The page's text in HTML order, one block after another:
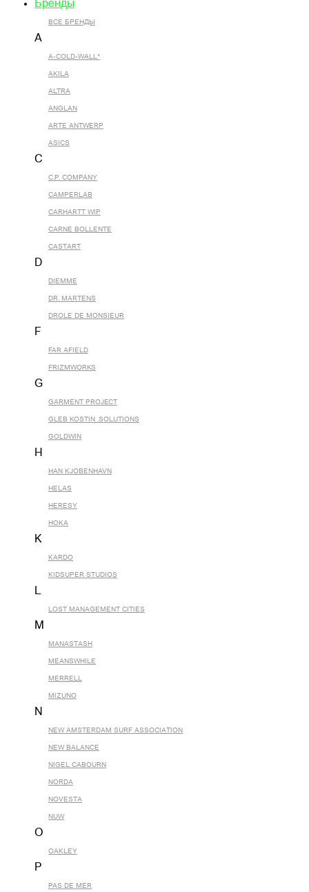
Бренды
ВСЕ БРЕНДЫ
A
A-COLD-WALL*
AKILA
ALTRA
ANGLAN
ARTE ANTWERP
ASICS
C
C.P. COMPANY
CAMPERLAB
CARHARTT WIP
CARNE BOLLENTE
CASTART
D
DIEMME
DR. MARTENS
DROLE DE MONSIEUR
F
FAR AFIELD
FRIZMWORKS
G
GARMENT PROJECT
GLEB KOSTIN .SOLUTIONS
GOLDWIN
H
HAN KJOBENHAVN
HELAS
HERESY
HOKA
K
KARDO
KIDSUPER STUDIOS
L
LOST MANAGEMENT CITIES
M
MANASTASH
MEANSWHILE
MERRELL
MIZUNO
N
NEW AMSTERDAM SURF ASSOCIATION
NEW BALANCE
NIGEL CABOURN
NORDA
NOVESTA
NUW
O
OAKLEY
P
PAS DE MER